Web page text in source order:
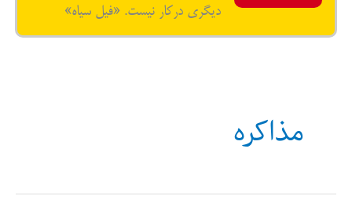
دیگری درکار نیست. «فیل سیاه»
مذاکره